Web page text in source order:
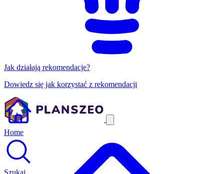
Jak działają rekomendacje?
Dowiedz się jak korzystać z rekomendacji
Home
Szukaj